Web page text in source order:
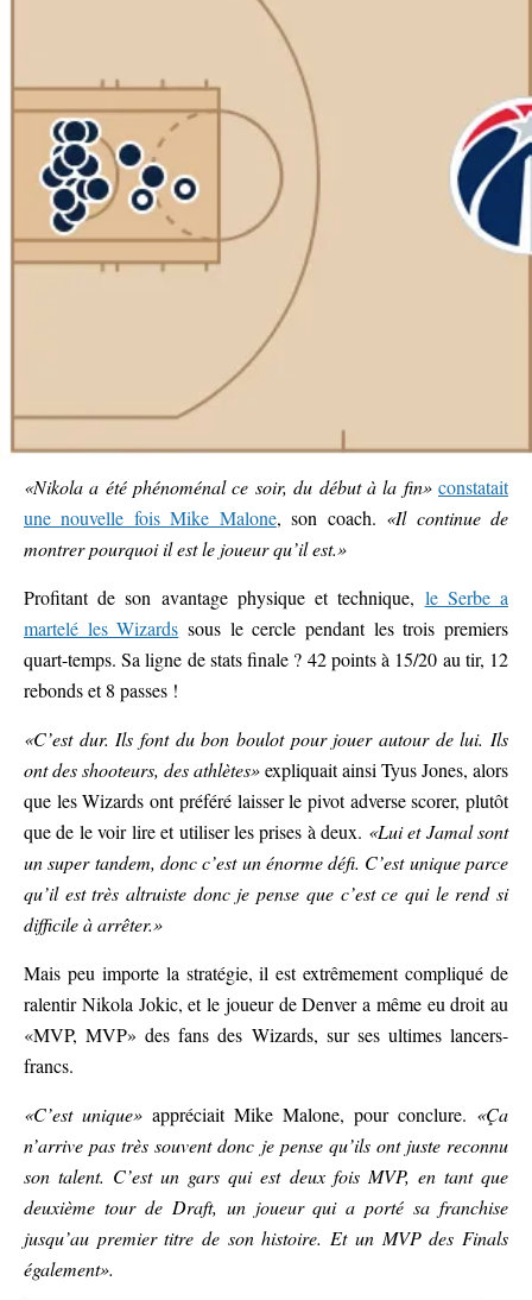
«Nikola a été phénoménal ce soir, du début à la fin» constatait
une nouvelle fois Mike Malone, son coach. «Il continue de
montrer pourquoi il est le joueur qu’il est.»
Profitant de son avantage physique et technique, le Serbe a
martelé les Wizards sous le cercle pendant les trois premiers
quart-temps. Sa ligne de stats finale ? 42 points à 15/20 au tir, 12
rebonds et 8 passes !
«C’est dur. Ils font du bon boulot pour jouer autour de lui. Ils
ont des shooteurs, des athlètes»expliquait ainsi Tyus Jones, alors
que les Wizards ont préféré laisser le pivot adverse scorer, plutôt
que de le voir lire et utiliser les prises à deux. «Lui et Jamal sont
un super tandem, donc c’est un énorme défi. C’est unique parce
qu’il est très altruiste donc je pense que c’est ce qui le rend si
difficile à arrêter.»
Mais peu importe la stratégie, il est extrêmement compliqué de
ralentir Nikola Jokic, et le joueur de Denver a même eu droit au
«MVP, MVP» des fans des Wizards, sur ses ultimes lancers-
francs.
«C’est unique» appréciait Mike Malone, pour conclure. «Ça
n’arrive pas très souvent donc je pense qu’ils ont juste reconnu
son talent. C’est un gars qui est deux fois MVP, en tant que
deuxième tour de Draft, un joueur qui a porté sa franchise
jusqu’au premier titre de son histoire. Et un MVP des Finals
également».